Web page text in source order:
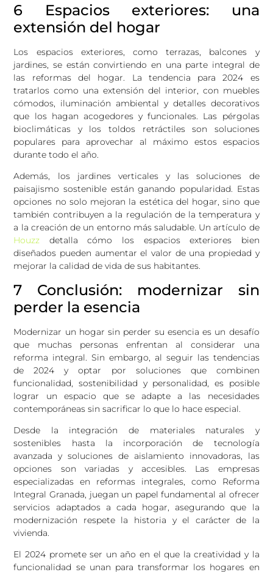
6 Espacios exteriores: una
extensión del hogar
Los espacios exteriores, como terrazas, balcones y
jardines, se están convirtiendo en una parte integral de
las reformas del hogar. La tendencia para 2024 es
tratarlos como una extensión del interior, con muebles
cómodos, iluminación ambiental y detalles decorativos
que los hagan acogedores y funcionales. Las pérgolas
bioclimáticas y los toldos retráctiles son soluciones
populares para aprovechar al máximo estos espacios
durante todo el año.
Además, los jardines verticales y las soluciones de
paisajismo sostenible están ganando popularidad. Estas
opciones no solo mejoran la estética del hogar, sino que
también contribuyen a la regulación de la temperatura y
a la creación de un entorno más saludable. Un artículo de
Houzz detalla cómo los espacios exteriores bien
diseñados pueden aumentar el valor de una propiedad y
mejorar la calidad de vida de sus habitantes.
7 Conclusión: modernizar sin
perder la esencia
Modernizar un hogar sin perder su esencia es un desafío
que muchas personas enfrentan al considerar una
reforma integral. Sin embargo, al seguir las tendencias
de 2024 y optar por soluciones que combinen
funcionalidad, sostenibilidad y personalidad, es posible
lograr un espacio que se adapte a las necesidades
contemporáneas sin sacrificar lo que lo hace especial.
Desde la integración de materiales naturales y
sostenibles hasta la incorporación de tecnología
avanzada y soluciones de aislamiento innovadoras, las
opciones son variadas y accesibles. Las empresas
especializadas en reformas integrales, como Reforma
Integral Granada, juegan un papel fundamental al ofrecer
servicios adaptados a cada hogar, asegurando que la
modernización respete la historia y el carácter de la
vivienda.
El 2024 promete ser un año en el que la creatividad y la
funcionalidad se unan para transformar los hogares en